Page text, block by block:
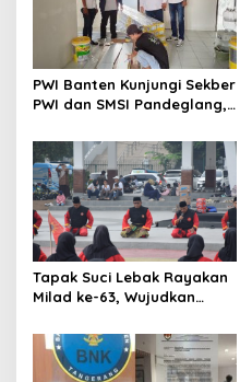
s
PWI Banten Kunjungi Sekber
PWI dan SMSI Pandeglang,
Konferensi Organisasi
Tapak Suci Lebak Rayakan
Milad ke-63, Wujudkan
Menuju Kancah Dunia